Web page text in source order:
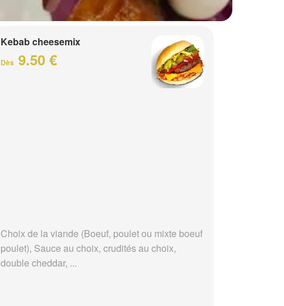
Kebab cheesemix
Dès 9.50 €
Choix de la viande (Boeuf, poulet ou mixte boeuf
poulet), Sauce au choix, crudités au choix,
double cheddar, ...